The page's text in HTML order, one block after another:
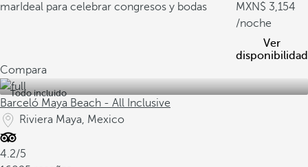
mar Ideal para celebrar congresos y bodas
3,154
/noche
Ver
disponibilidad
Compara
Todo incluido
Barceló Maya Beach - All Inclusive
Riviera Maya, Mexico
4.2/5